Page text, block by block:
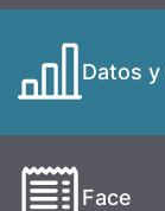
Datos
Face